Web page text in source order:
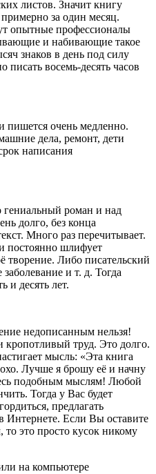
листов. Значит книгу
за один месяц.
опытные профессионалы
и набивающие такое
знаков в день под силу
писать восемь-десять часов
пишется очень медленно.
дела, ремонт, дети
написания
роман и над
долго, без конца
Много раз перечитывает.
постоянно шлифует
творение. Либо писательский
и т. д. Тогда
и десять лет.
недописанным нельзя!
труд. Это долго.
мысль: «Эта книга
Лучше я брошу её и начну
подобным мыслям! Любой
Тогда у Вас будет
предлагать
Интернете. Если Вы оставите
это просто кусок никому
на компьютере